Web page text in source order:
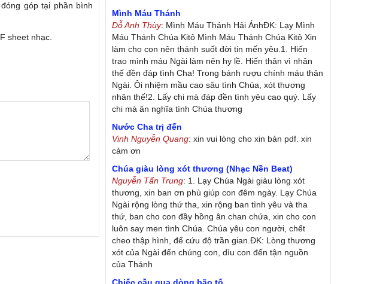
góp tại phần bình
sheet nhạc.
Mình Máu Thánh
Dỗ Anh Thùy: Mình Máu Thánh Hải ÁnhĐK: Lạy Mình
Máu Thánh Chúa Kitô Mình Máu Thánh Chúa Kitô Xin
làm cho con nên thánh suốt đời tin mến yêu.1. Hiến
trao mình máu Ngài làm nên hy lề. Hiến thân vì nhân
thế đền đáp tình Cha! Trong bánh rượu chính máu thân
Ngài. Ôi nhiệm mầu cao sâu tình Chúa, xót thương
nhân thế!2. Lấy chi mà đáp đền tình yêu cao quý. Lấy
chi mà ân nghĩa tình Chúa thương
Nước Cha trị đến
Vinh Nguyễn Quang: xin vui lòng cho xin bản pdf. xin
cảm ơn
Chúa giàu lòng xót thương (Nhạc Nền Beat)
Nguyễn Tấn Trung: 1. Lạy Chúa Ngài giàu lòng xót
thương, xin ban ơn phù giúp con đêm ngày. Lạy Chúa
Ngài rộng lòng thứ tha, xin rộng ban tình yêu và tha
thứ, ban cho con đầy hồng ân chan chứa, xin cho con
luôn say men tình Chúa. Chúa yêu con người, chết
cheo thập hình, để cứu độ trần gian.ĐK: Lòng thương
xót của Ngài đến chúng con, dìu con đến tận nguồn
của Thánh